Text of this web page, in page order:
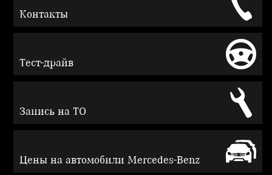
Контакты
Тест-драйв
Запись на ТО
Цены на автомобили Mercedes-Benz